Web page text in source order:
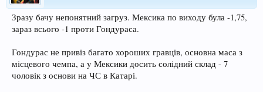
Зразу бачу непонятний загруз. Мексика по виходу була -1,75,
зараз всього -1 проти Гондураса.
Гондурас не привіз багато хороших гравців, основна маса з
місцевого чемпа, а у Мексики досить солідний склад - 7
чоловік з основи на ЧС в Катарі.